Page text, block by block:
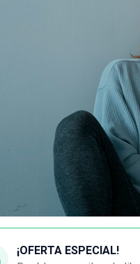
¡OFERTA ESPECIAL!